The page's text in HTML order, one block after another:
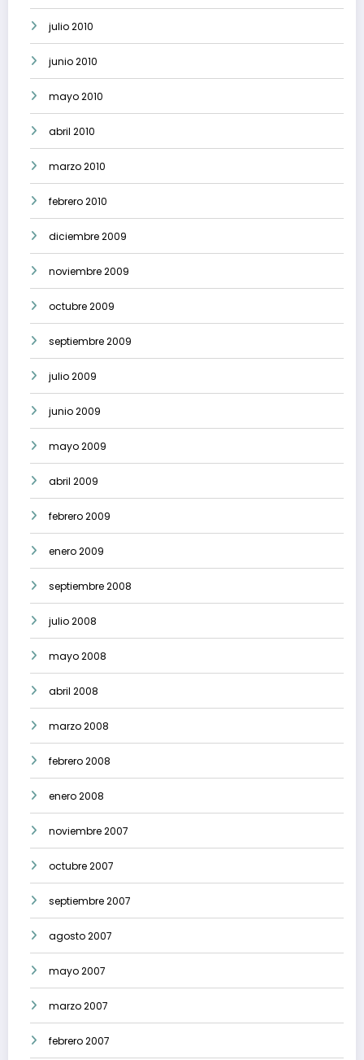
julio 2010
junio 2010
mayo 2010
abril 2010
marzo 2010
febrero 2010
diciembre 2009
noviembre 2009
octubre 2009
septiembre 2009
julio 2009
junio 2009
mayo 2009
abril 2009
febrero 2009
enero 2009
septiembre 2008
julio 2008
mayo 2008
abril 2008
marzo 2008
febrero 2008
enero 2008
noviembre 2007
octubre 2007
septiembre 2007
agosto 2007
mayo 2007
marzo 2007
febrero 2007